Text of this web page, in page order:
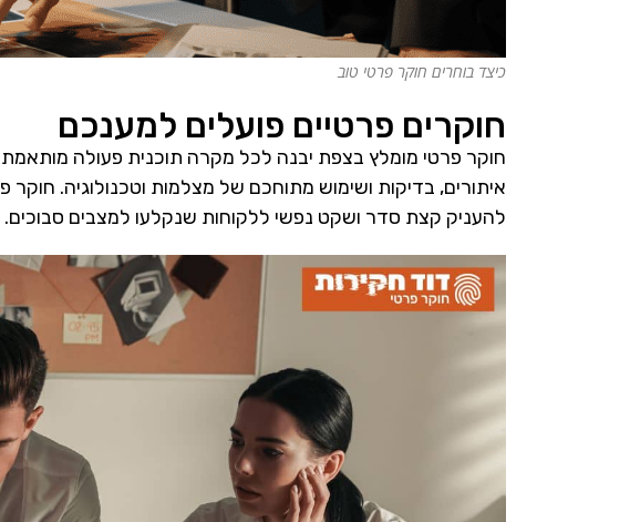
כיצד בוחרים חוקר פרטי טוב
חוקרים פרטיים פועלים למענכם
חוקר פרטי מומלץ בצפת יבנה לכל מקרה תוכנית פעולה מותאמת
איתורים, בדיקות ושימוש מתוחכם של מצלמות וטכנולוגיה.
להעניק קצת סדר ושקט נפשי ללקוחות שנקלעו למצבים סבוכים.